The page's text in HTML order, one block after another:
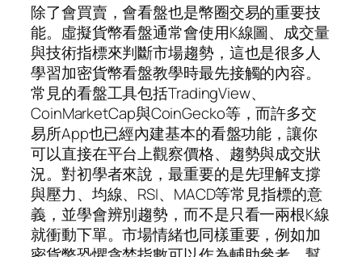
除了會買賣，會看盤也是幣圈交易的重要技
能。虛擬貨幣看盤通常會使用K線圖、成交量
與技術指標來判斷市場趨勢，這也是很多人
學習加密貨幣看盤教學時最先接觸的內容。
常見的看盤工具包括TradingView、
CoinMarketCap與CoinGecko等，而許多交
易所App也已經內建基本的看盤功能，讓你
可以直接在平台上觀察價格、趨勢與成交狀
況。對初學者來說，最重要的是先理解支撐
與壓力、均線、RSI、MACD等常見指標的意
義，並學會辨別趨勢，而不是只看一兩根K線
就衝動下單。市場情緒也同樣重要，例如加